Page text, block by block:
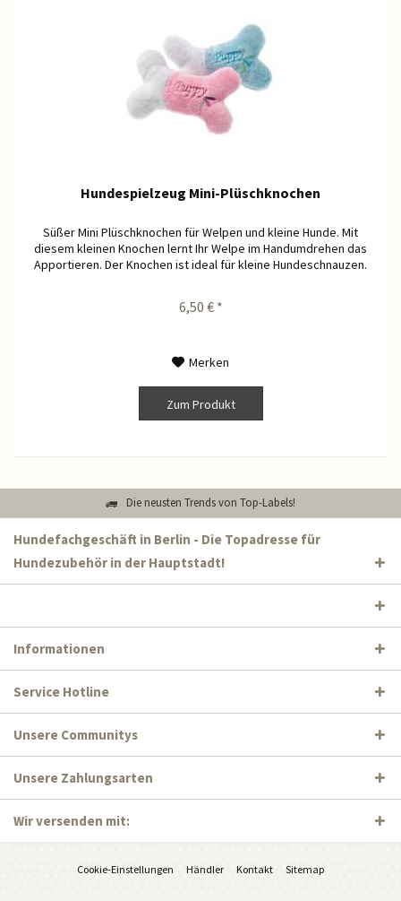
Hundespielzeug Mini-Plüschknochen
Süßer Mini Plüschknochen für Welpen und kleine Hunde. Mit
diesem kleinen Knochen lernt Ihr Welpe im Handumdrehen das
Apportieren. Der Knochen ist ideal für kleine Hundeschnauzen.
6,50 € *
Merken
Zum Produkt
Die neusten Trends von Top-Labels!
Hundefachgeschäft in Berlin - Die Topadresse für
Hundezubehör in der Hauptstadt!
Informationen
Service Hotline
Unsere Communitys
Unsere Zahlungsarten
Wir versenden mit:
Cookie-Einstellungen Händler Kontakt Sitemap